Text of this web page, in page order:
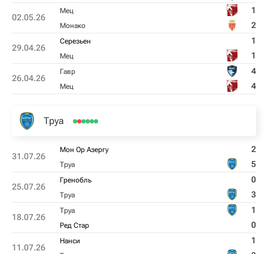
02.05.26
Мец 1
Монако 2
29.04.26
Серезьен 1
Мец 1
26.04.26
Гавр 4
Мец 4
Труа
31.07.26
Мон Ор Азергу 2
Труа 5
25.07.26
Гренобль 0
Труа 3
18.07.26
Труа 1
Ред Стар 0
11.07.26
Нанси 1